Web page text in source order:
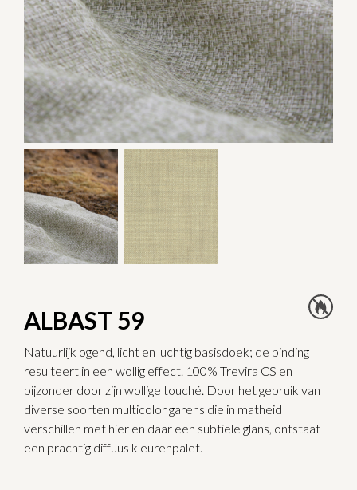
ALBAST 59
Natuurlijk ogend, licht en luchtig basisdoek; de binding
resulteert in een wollig effect. 100% Trevira CS en
bijzonder door zijn wollige touché. Door het gebruik van
diverse soorten multicolor garens die in matheid
verschillen met hier en daar een subtiele glans, ontstaat
een prachtig diffuus kleurenpalet.